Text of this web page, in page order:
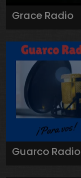
Grace Radio
Guarco Radio